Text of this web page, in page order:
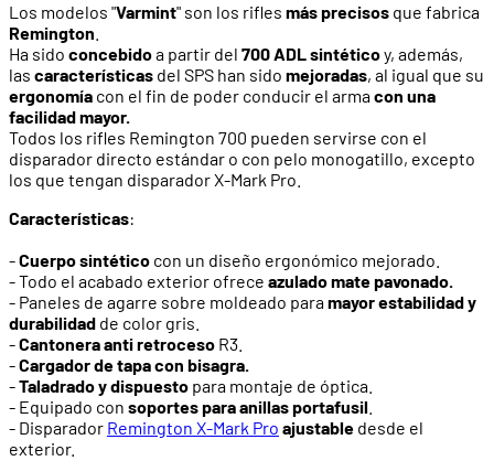
Los modelos "Varmint" son los rifles más precisos que fabrica
Remington
Ha sido concebidoa partir del 700 ADL sintéticoy, además,
las características del SPS han sido mejoradas, al igual que su
ergonomía con el fin de poder conducir el armacon una
facilidad mayor.
Todos los rifles Remington 700 pueden servirse con el
disparador directo estándar o con pelo monogatillo, excepto
los que tengan disparador X-Mark Pro.
Características:
-Cuerpo sintético con un diseño ergonómico mejorado.
- Todo el acabado exterior ofrece azulado mate pavonado.
- Paneles de agarre sobre moldeado paramayor estabilidad y
durabilidad de color gris.
-Cantonera anti retroceso R3.
-Cargador de tapa con bisagra.
-Taladrado y dispuesto para montaje de óptica.
- Equipado con soportes para anillas portafusil
- Disparador Remington X-Mark Pro ajustable desde el
exterior.